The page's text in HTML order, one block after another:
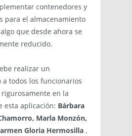
contenedores y
para el almacenamiento
que desde ahora se
reducido.
realizar un
a todos los funcionarios
en la
esta aplicación: Bárbara
Marla Monzón,
Gloria Hermosilla ,